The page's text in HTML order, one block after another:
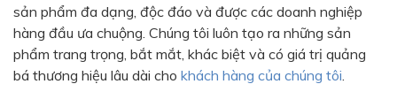
sản phẩm đa dạng, độc đáo và được các doanh nghiệp
hàng đầu ưa chuộng. Chúng tôi luôn tạo ra những sản
phẩm trang trọng, bắt mắt, khác biệt và có giá trị quảng
bá thương hiệu lâu dài cho khách hàng của chúng tôi